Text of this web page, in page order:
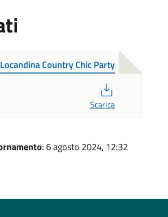
Locandina Country Chic Party
Scarica
: 6 agosto 2024, 12:32